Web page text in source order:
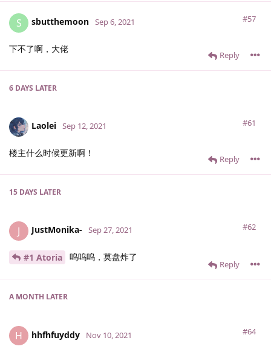
S sbutthemoon #57
Sep 6, 2021
下不了啊，大佬
Reply
6 DAYS LATER
Laolei #61
Sep 12, 2021
楼主什么时候更新啊！
Reply
15 DAYS LATER
J JustMonika- #62
Sep 27, 2021
#1 Atoria 呜呜呜，莫盘炸了
Reply
A MONTH LATER
H hhfhfuyddy #64
Nov 10, 2021